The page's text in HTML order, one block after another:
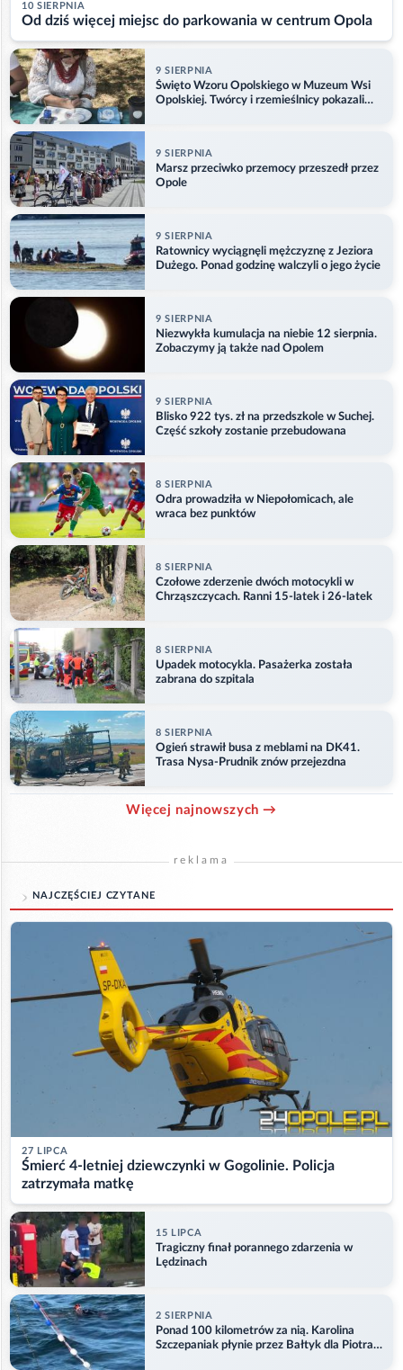
10 SIERPNIA
Od dziś więcej miejsc do parkowania w centrum Opola
9 SIERPNIA
Święto Wzoru Opolskiego w Muzeum Wsi
Opolskiej. Twórcy i rzemieślnicy pokazali
9 SIERPNIA
Marsz przeciwko przemocy przeszedł przez
Opole
9 SIERPNIA
Ratownicy wyciągnęli mężczyznę z Jeziora
Dużego. Ponad godzinę walczyli o jego życie
9 SIERPNIA
Niezwykła kumulacja na niebie 12 sierpnia.
Zobaczymy ją także nad Opolem
9 SIERPNIA
Blisko 922 tys. zł na przedszkole w Suchej.
Część szkoły zostanie przebudowana
8 SIERPNIA
Odra prowadziła w Niepołomicach, ale
wraca bez punktów
8 SIERPNIA
Czołowe zderzenie dwóch motocykli w
Chrząszczycach. Ranni 15-latek i 26-latek
8 SIERPNIA
Upadek motocykla. Pasażerka została
zabrana do szpitala
8 SIERPNIA
Ogień strawił busa z meblami na DK41.
Trasa Nysa-Prudnik znów przejezdna
Więcej najnowszych →
reklama
NAJCZĘŚCIEJ CZYTANE
27 LIPCA
Śmierć 4-letniej dziewczynki w Gogolinie. Policja
zatrzymała matkę
15 LIPCA
Tragiczny finał porannego zdarzenia w
Lędzinach
2 SIERPNIA
Ponad 100 kilometrów za nią. Karolina
Szczepaniak płynie przez Bałtyk dla Piotra.